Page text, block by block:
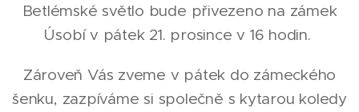
Betlémské světlo bude přivezeno na zámek
Úsobí v pátek 21. prosince v 16 hodin.
Zároveň Vás zveme v pátek do zámeckého
šenku, zazpíváme si společně s kytarou koledy